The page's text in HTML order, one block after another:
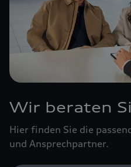
Wir beraten
Hier finden Sie die
und Ansprechpartner.